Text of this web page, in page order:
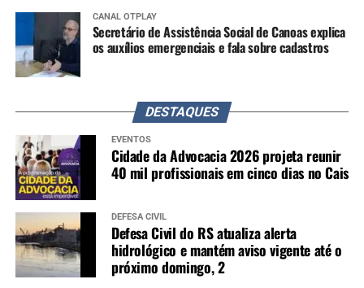
CANAL OTPLAY
Secretário de Assistência Social de Canoas explica
os auxílios emergenciais e fala sobre cadastros
DESTAQUES
EVENTOS
Cidade da Advocacia 2026 projeta reunir
40 mil profissionais em cinco dias no Cais
DEFESA CIVIL
Defesa Civil do RS atualiza alerta
hidrológico e mantém aviso vigente até o
próximo domingo, 2